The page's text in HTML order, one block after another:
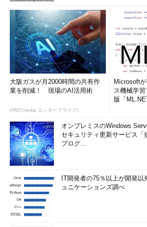
大阪ガスが月2000時間の共有作
業を削減！ 現場のAI活用術
PR(ITmedia エンタープライズ)
Microsoft
ス機械学
版「
オンプレミスのWindows
セキュリティ更新サービス「
プログ...
IT開発者の75％以上が開発以
ュニケーションズ調べ